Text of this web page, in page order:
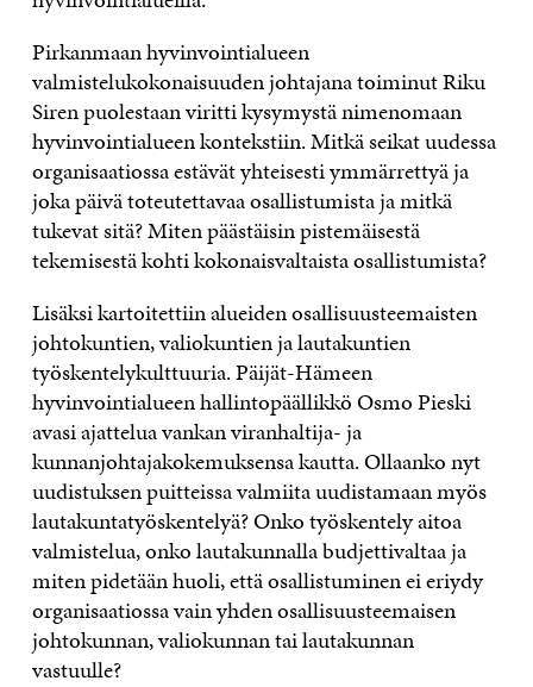
Pirkanmaan hyvinvointialueen
valmistelukokonaisuuden johtajana toiminut Riku
Siren puolestaan viritti kysymystä nimenomaan
hyvinvointialueen kontekstiin. Mitkä seikat uudessa
organisaatiossa estävät yhteisesti ymmärrettyä ja
joka päivä toteutettavaa osallistumista ja mitkä
tukevat sitä? Miten päästäisin pistemäisestä
tekemisestä kohti kokonaisvaltaista osallistumista?
Lisäksi kartoitettiin alueiden osallisuusteemaisten
johtokuntien, valiokuntien ja lautakuntien
työskentelykulttuuria. Päijät-Hämeen
hyvinvointialueen hallintopäällikkö Osmo Pieski
avasi ajattelua vankan viranhaltija- ja
kunnanjohtajakokemuksensa kautta. Ollaanko nyt
uudistuksen puitteissa valmiita uudistamaan myös
lautakuntatyöskentelyä? Onko työskentely aitoa
valmistelua, onko lautakunnalla budjettivaltaa ja
miten pidetään huoli, että osallistuminen ei eriydy
organisaatiossa vain yhden osallisuusteemaisen
johtokunnan, valiokunnan tai lautakunnan
vastuulle?